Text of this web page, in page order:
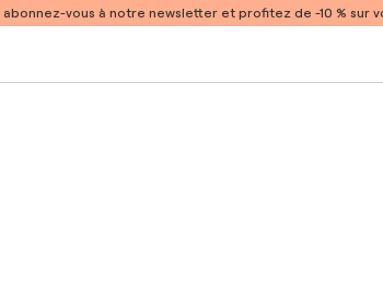
abonnez-vous à notre newsletter et profitez de -10 % sur